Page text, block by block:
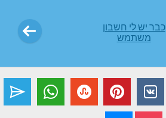
כבר יש לי חשבון
משתמש